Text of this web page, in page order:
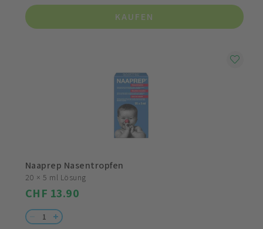
KAUFEN
Naaprep Nasentropfen
20 × 5 ml Lösung
CHF 13.90